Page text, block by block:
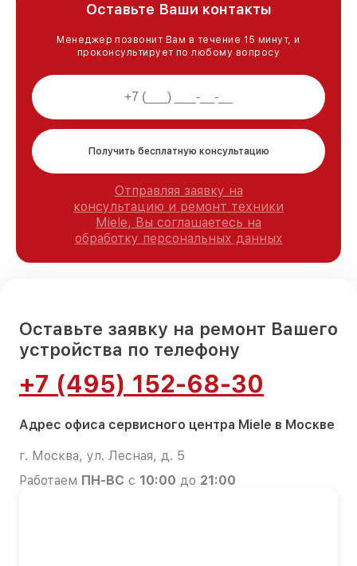
Оставьте Ваши контакты
Менеджер позвонит Вам в течение 15 минут, и
проконсультирует по любому вопросу
Получить бесплатную консультацию
Отправляя заявку на
консультацию и ремонт техники
Miele, Вы соглашаетесь на
обработку персональных данных
Оставьте заявку на ремонт Вашего
устройства по телефону
+7 (495) 152-68-30
Адрес офиса сервисного центра Miele в Москве
г. Москва, ул. Лесная, д. 5
Работаем ПН-ВС с 10:00 до 21:00